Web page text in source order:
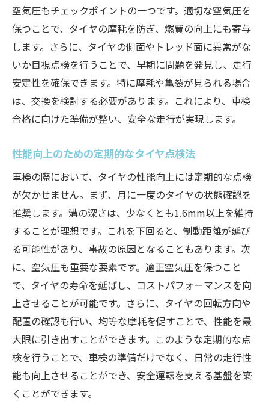
空気圧もチェックポイントの一つです。適切な空気圧を
保つことで、タイヤの摩耗を防ぎ、燃費の向上にも寄与
します。さらに、タイヤの側面やトレッド面に異常がな
いか目視点検を行うことで、早期に問題を発見し、走行
安定性を確保できます。特に摩耗や亀裂が見られる場合
は、交換を検討する必要があります。これにより、車検
合格に向けた準備が整い、安全な走行が実現します。
性能向上のための定期的なタイヤ点検法
車検の際において、タイヤの性能向上には定期的な点検
が欠かせません。まず、月に一度のタイヤの状態確認を
推奨します。溝の深さは、少なくとも1.6mm以上を維持
することが理想です。これを下回ると、制動距離が延び
る可能性があり、事故の原因となることもあります。次
に、空気圧も重要な要素です。適正空気圧を保つこと
で、タイヤの寿命を延ばし、コストパフォーマンスを向
上させることが可能です。さらに、タイヤの回転方向や
配置の確認も行い、均等な摩耗を促すことで、性能を最
大限に引き出すことができます。このような定期的な点
検を行うことで、車検の準備だけでなく、日常の走行性
能も向上させることができ、安全運転を支える基盤を築
くことができます。